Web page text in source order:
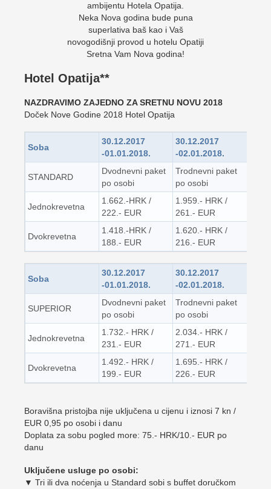
ambijentu Hotela Opatija.
Neka Nova godina bude puna
superlativa baš kao i Vaš
novogodišnji provod u hotelu Opatiji
Sretna Vam Nova godina!
Hotel Opatija**
NAZDRAVIMO ZAJEDNO ZA SRETNU NOVU 2018
Doček Nove Godine 2018 Hotel Opatija
Soba
30.12.2017
-01.01.2018.
30.12.2017
-02.01.2018.
STANDARD
Dvodnevni paket
po osobi
Trodnevni paket
po osobi
Jednokrevetna
1.662.-HRK /
222.- EUR
1.959.- HRK /
261.- EUR
Dvokrevetna
1.418.-HRK /
188.- EUR
1.620.- HRK /
216.- EUR
Soba
30.12.2017
-01.01.2018.
30.12.2017
-02.01.2018.
SUPERIOR
Dvodnevni paket
po osobi
Trodnevni paket
po osobi
Jednokrevetna
1.732.- HRK /
231.- EUR
2.034.- HRK /
271.- EUR
Dvokrevetna
1.492.- HRK /
199.- EUR
1.695.- HRK /
226.- EUR
Boravišna pristojba nije uključena u cijenu i iznosi 7 kn /
EUR 0,95 po osobi i danu
Doplata za sobu pogled more: 75.- HRK/10.- EUR po
danu
Uključene usluge po osobi:
▼ Tri ili dva noćenja u Standard sobi s buffet doručkom